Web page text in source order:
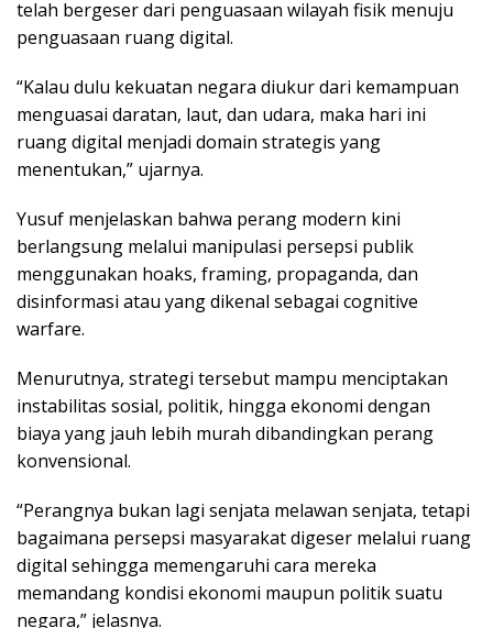
telah bergeser dari penguasaan wilayah fisik menuju
penguasaan ruang digital.
“Kalau dulu kekuatan negara diukur dari kemampuan
menguasai daratan, laut, dan udara, maka hari ini
ruang digital menjadi domain strategis yang
menentukan,” ujarnya.
Yusuf menjelaskan bahwa perang modern kini
berlangsung melalui manipulasi persepsi publik
menggunakan hoaks, framing, propaganda, dan
disinformasi atau yang dikenal sebagai cognitive
warfare.
Menurutnya, strategi tersebut mampu menciptakan
instabilitas sosial, politik, hingga ekonomi dengan
biaya yang jauh lebih murah dibandingkan perang
konvensional.
“Perangnya bukan lagi senjata melawan senjata, tetapi
bagaimana persepsi masyarakat digeser melalui ruang
digital sehingga memengaruhi cara mereka
memandang kondisi ekonomi maupun politik suatu
negara,” jelasnya.